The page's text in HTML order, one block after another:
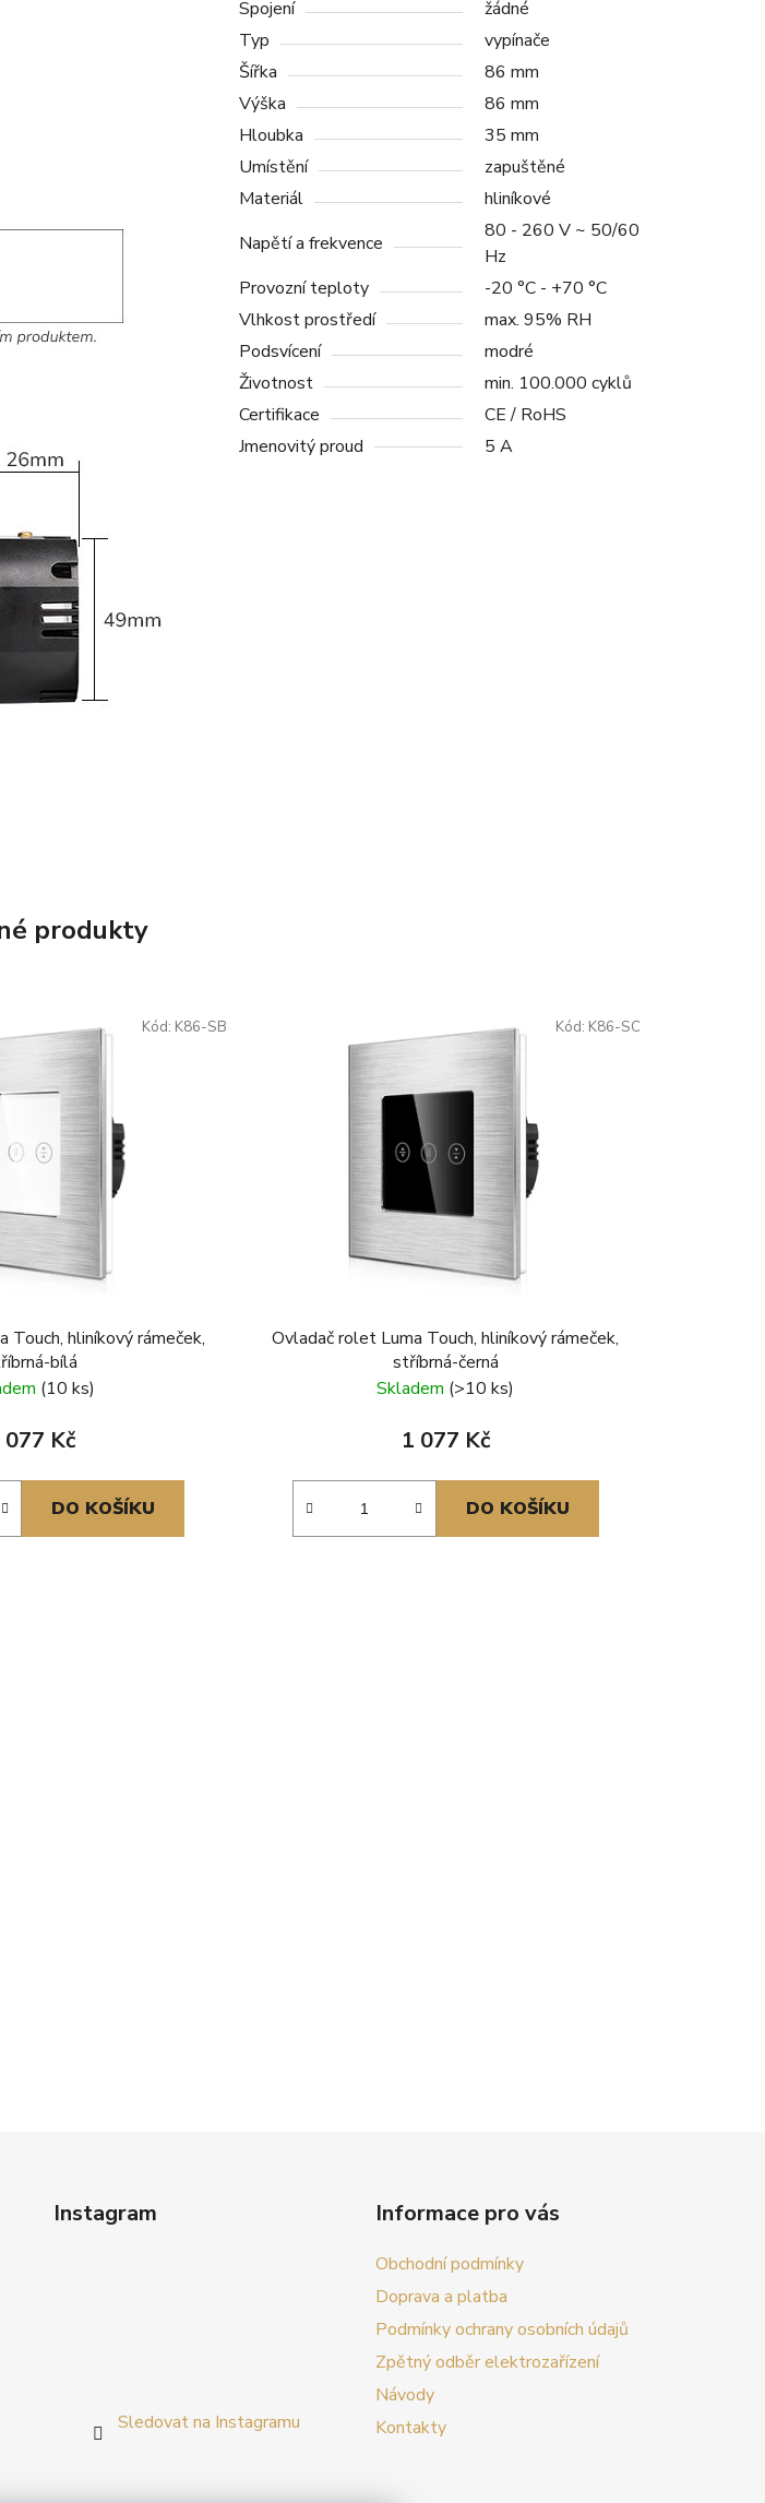
Spojení
žádné
Typ
vypínače
Šířka
86 mm
Výška
86 mm
Hloubka
35 mm
Umístění
zapuštěné
Materiál
hliníkové
Napětí a frekvence
80 - 260 V ~ 50/60
Hz
Provozní teploty
-20 °C - +70 °C
Vlhkost prostředí
max. 95% RH
Podsvícení
modré
Životnost
min. 100.000 cyklů
Certifikace
CE / RoHS
Jmenovitý proud
5 A
produkty
Touch, hliníkový rámeček,
bílá
(10 ks)
077 Kč
DO KOŠÍKU
Kód: K86-SB
Ovladač rolet Luma Touch, hliníkový rámeček,
stříbrná-černá
Skladem (>10 ks)
1 077 Kč
DO KOŠÍKU
Kód: K86-SC
Instagram
Sledovat na Instagramu
Informace pro vás
Obchodní podmínky
Doprava a platba
Podmínky ochrany osobních údajů
Zpětný odběr elektrozařízení
Návody
Kontakty